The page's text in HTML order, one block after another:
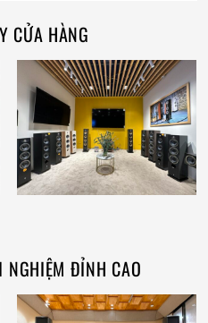
CỬA HÀNG
NGHIỆM ĐỈNH CAO